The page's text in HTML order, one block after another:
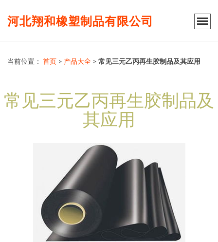
河北翔和橡塑制品有限公司
当前位置： 首页 > 产品大全 > 常见三元乙丙再生胶制品及其应用
常见三元乙丙再生胶制品及
其应用